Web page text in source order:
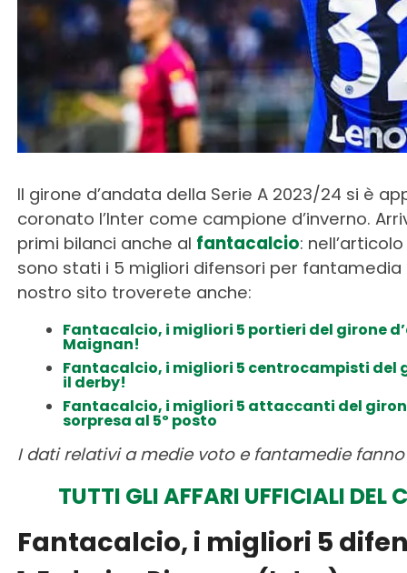
Il girone d’andata della Serie A 2023/24 si è
coronato l’Inter come campione d’inverno.
primi bilanci anche al fantacalcio:
sono stati i 5 migliori difensori per
nostro sito troverete anche:
Fantacalcio, i migliori 5 portieri del girone
Maignan!
Fantacalcio, i migliori 5 centrocampisti del
il derby!
Fantacalcio, i migliori 5 attaccanti del
sorpresa al 5º posto
I dati relativi a medie voto e fantamedie
TUTTI GLI AFFARI UFFICIALI DEL
Fantacalcio, i migliori 5